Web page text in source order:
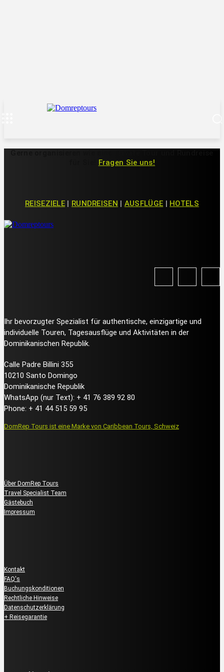
Fragen Sie uns!
REISEZIELE | RUNDREISEN | AUSFLÜGE | HOTELS
Ihr bevorzugter Spezialist für authentische, einzigartige und
individuelle Touren, Tagesausflüge und Aktivitäten in der
Dominikanischen Republik.
Calle Padre Billini 355
10210 Santo Domingo
Dominikanische Republik
WhatsApp (nur Text): + 41 76 389 92 80
Phone: + 41 44 515 59 95
DomRep Tours ist eine Marke von Caribbean Tours, Schweiz
Über DomRep Tours
Travel Specialist Team
Gästebuch
Impressum
Kontakt
FAQ's
Buchungskonditionen
Rechtliche Hinweise
Datenschutzerklärung
+ Reisegarantie